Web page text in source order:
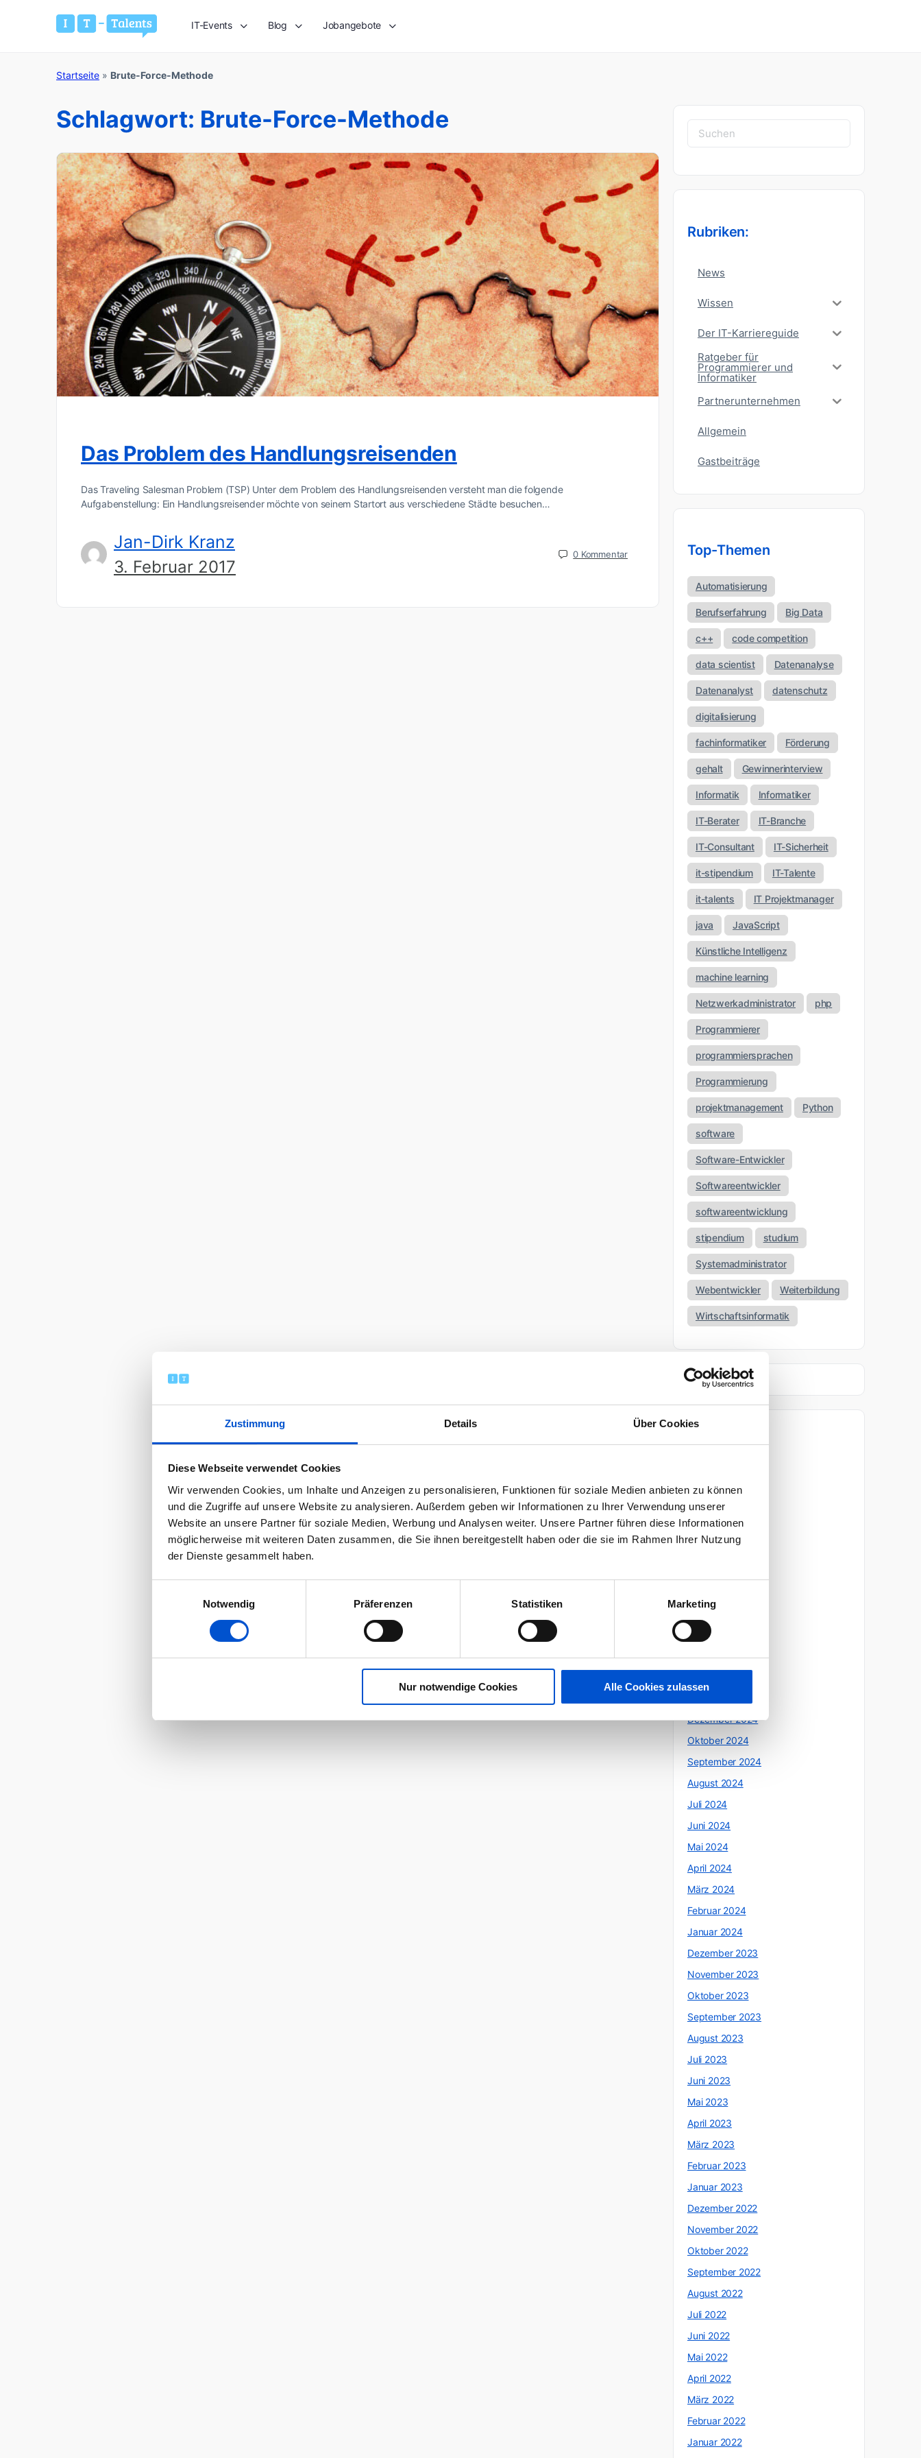
Zustimmung Details Über Cookies
Diese Webseite verwendet Cookies
Wir verwenden Cookies, um Inhalte und Anzeigen zu personalisieren, Funktionen für soziale Medien anbieten zu können
und die Zugriffe auf unsere Website zu analysieren. Außerdem geben wir Informationen zu Ihrer Verwendung unserer
Website an unsere Partner für soziale Medien, Werbung und Analysen weiter. Unsere Partner führen diese Informationen
möglicherweise mit weiteren Daten zusammen, die Sie ihnen bereitgestellt haben oder die sie im Rahmen Ihrer Nutzung
der Dienste gesammelt haben.
Notwendig
Präferenzen Statistiken Marketing
Nur notwendige Cookies Alle Cookies zulassen
IT-Events Blog Jobangebote
Startseite » Brute-Force-Methode
Schlagwort: Brute-Force-Methode
Das Problem des Handlungsreisenden
Das Traveling Salesman Problem (TSP) Unter dem Problem des Handlungsreisenden versteht man die folgende
Aufgabenstellung: Ein Handlungsreisender möchte von seinem Startort aus verschiedene Städte besuchen…
Jan-Dirk Kranz
3. Februar 2017
0 Kommentar
Suchen
nach:
Rubriken:
News
Wissen
Der IT-Karriereguide
Ratgeber für
Programmierer und
Informatiker
Partnerunternehmen
Allgemein
Gastbeiträge
Top-Themen
Automatisierung
Berufserfahrung Big Data
c++ code competition
data scientist Datenanalyse
Datenanalyst datenschutz
digitalisierung
fachinformatiker Förderung
gehalt Gewinnerinterview
Informatik Informatiker
IT-Berater IT-Branche
IT-Consultant IT-Sicherheit
it-stipendium IT-Talente
it-talents IT Projektmanager
java JavaScript
Künstliche Intelligenz
machine learning
Netzwerkadministrator php
Programmierer
programmiersprachen
Programmierung
projektmanagement Python
software
Software-Entwickler
Softwareentwickler
softwareentwicklung
stipendium studium
Systemadministrator
Webentwickler Weiterbildung
Wirtschaftsinformatik
April 2026
März 2026
November 2025
Oktober 2025
Mai 2025
April 2025
März 2025
Dezember 2024
Oktober 2024
September 2024
August 2024
Juli 2024
Juni 2024
Mai 2024
April 2024
März 2024
Februar 2024
Januar 2024
Dezember 2023
November 2023
Oktober 2023
September 2023
August 2023
Juli 2023
Juni 2023
Mai 2023
April 2023
März 2023
Februar 2023
Januar 2023
Dezember 2022
November 2022
Oktober 2022
September 2022
August 2022
Juli 2022
Juni 2022
Mai 2022
April 2022
März 2022
Februar 2022
Januar 2022